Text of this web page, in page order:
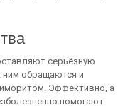
серьёзную
ним обращаются и
Эффективно, а
помогают